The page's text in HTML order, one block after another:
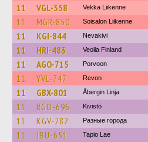
11 VGL-358 Vekka Liikenne
11 MGR-850 Soisalon Liikenne
11 KGI-844 Nevakivi
11 HRI-483 Veolia Finland
11 AGO-715 Porvoon
11 YVL-747 Revon
11 GBX-801 Åbergin Linja
11 RGO-696 Kivistö
11 KGV-282 Разные города
11 JBU-651 Tapio Lae